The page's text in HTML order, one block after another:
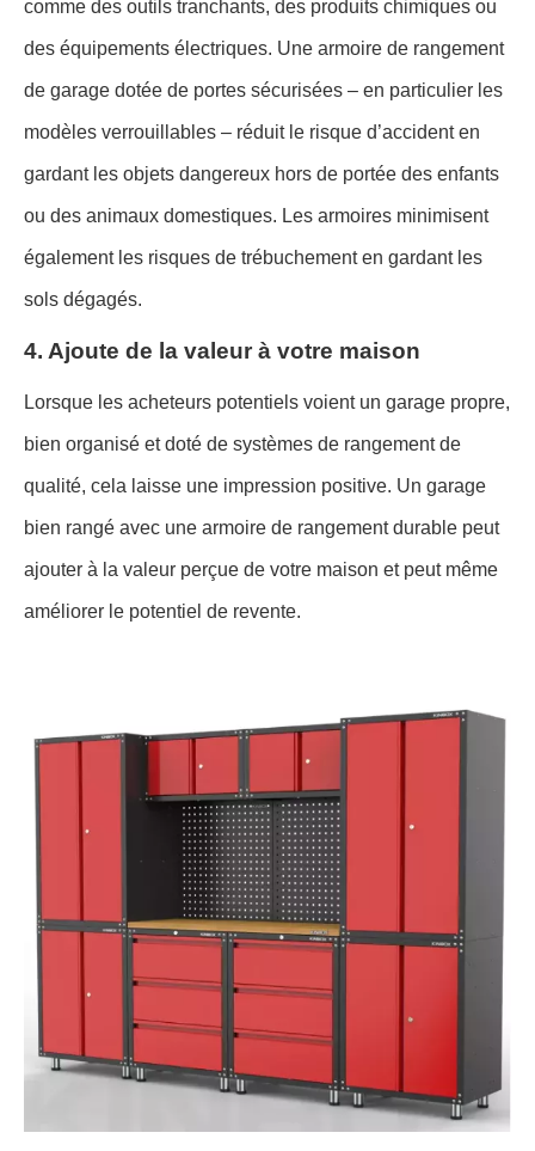
comme des outils tranchants, des produits chimiques ou
des équipements électriques. Une armoire de rangement
de garage dotée de portes sécurisées – en particulier les
modèles verrouillables – réduit le risque d’accident en
gardant les objets dangereux hors de portée des enfants
ou des animaux domestiques. Les armoires minimisent
également les risques de trébuchement en gardant les
sols dégagés.
4. Ajoute de la valeur à votre maison
Lorsque les acheteurs potentiels voient un garage propre,
bien organisé et doté de systèmes de rangement de
qualité, cela laisse une impression positive. Un garage
bien rangé avec une armoire de rangement durable peut
ajouter à la valeur perçue de votre maison et peut même
améliorer le potentiel de revente.